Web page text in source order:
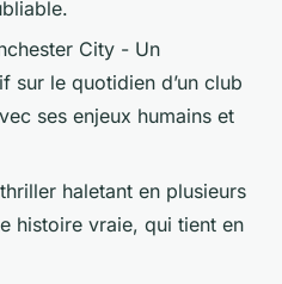
City - Un
sur le quotidien d’un club
ses enjeux humains et
haletant en plusieurs
histoire vraie, qui tient en